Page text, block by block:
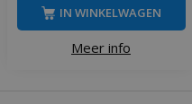
Meer info
IN WINKELWAGEN